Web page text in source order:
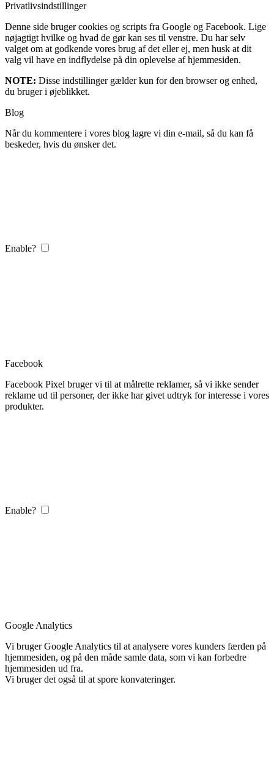
Privatlivsindstillinger
Denne side bruger cookies og scripts fra Google og Facebook. Lige
nøjagtigt hvilke og hvad de gør kan ses til venstre. Du har selv
valget om at godkende vores brug af det eller ej, men husk at dit
valg vil have en indflydelse på din oplevelse af hjemmesiden.
NOTE: Disse indstillinger gælder kun for den browser og enhed,
du bruger i øjeblikket.
Blog
Når du kommentere i vores blog lagre vi din e-mail, så du kan få
beskeder, hvis du ønsker det.
Enable?
Facebook
Facebook Pixel bruger vi til at målrette reklamer, så vi ikke sender
reklame ud til personer, der ikke har givet udtryk for interesse i vores
produkter.
Enable?
Google Analytics
Vi bruger Google Analytics til at analysere vores kunders færden på
hjemmesiden, og på den måde samle data, som vi kan forbedre
hjemmesiden ud fra.
Vi bruger det også til at spore konvateringer.